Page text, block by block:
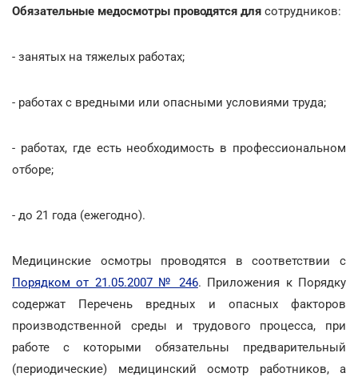
Обязательные медосмотры проводятся для сотрудников:
- занятых на тяжелых работах;
- работах с вредными или опасными условиями труда;
- работах, где есть необходимость в профессиональном
отборе;
- до 21 года (ежегодно).
Медицинские осмотры проводятся в соответствии с
Порядком от 21.05.2007 № 246. Приложения к Порядку
содержат Перечень вредных и опасных факторов
производственной среды и трудового процесса, при
работе с которыми обязательны предварительный
(периодические) медицинский осмотр работников, а